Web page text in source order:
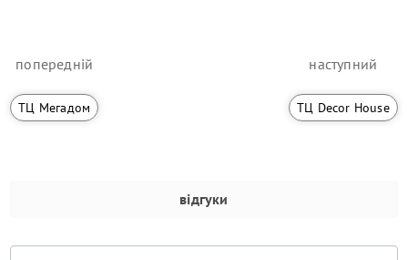
попередній
ТЦ Мегадом
наступний
ТЦ Decor House
відгуки